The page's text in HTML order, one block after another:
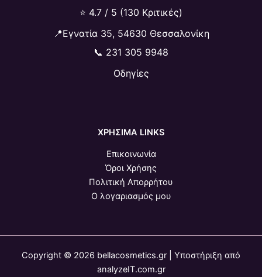
⭐ 4.7 / 5 (130 Κριτικές)
📍Εγνατία 35, 54630 Θεσσαλονίκη
📞 231 305 9948
Οδηγίες
ΧΡΗΣΙΜΑ LINKS
Επικοινωνία
Όροι Χρήσης
Πολιτική Απορρήτου
Ο λογαριασμός μου
Copyright © 2026 bellacosmetics.gr | Υποστήριξη από
analyzeIT.com.gr